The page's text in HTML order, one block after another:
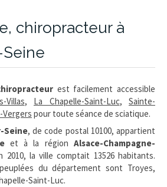
chiropracteur à
est facilement accessible
Villas, La Chapelle-Saint-Luc, Sainte-
Vergers pour toute séance de sciatique.
Seine, de code postal 10100, appartient
et à la régionAlsace-Champagne-
2010, la ville comptait 13526 habitants.
du département sont Troyes,
Saint-Luc.